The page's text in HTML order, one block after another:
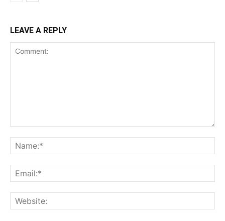
LEAVE A REPLY